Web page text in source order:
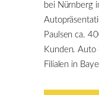
bei Nürnberg
Paulsen ca.
Kunden. Auto
Filialen in